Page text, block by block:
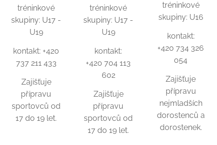
tréninkové
skupiny: U17 -
U19
kontakt: +420
737 211 433
Zajišťuje
přípravu
sportovců od
17 do 19 let.
tréninkové
skupiny: U17 -
U19
kontakt:
+420 704 113
602
Zajišťuje
přípravu
sportovců od
17 do 19 let.
tréninkové
skupiny: U16
kontakt:
+420 734 326
054
Zajišťuje
přípravu
nejmladších
dorostenců a
dorostenek.